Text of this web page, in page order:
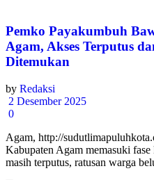
Pemko Payakumbuh
Agam, Akses Terputus
Ditemukan
by Redaksi
2 Desember 2025
0
Agam, http://
Kabupaten Agam memasuki
masih terputus, ratusan warga